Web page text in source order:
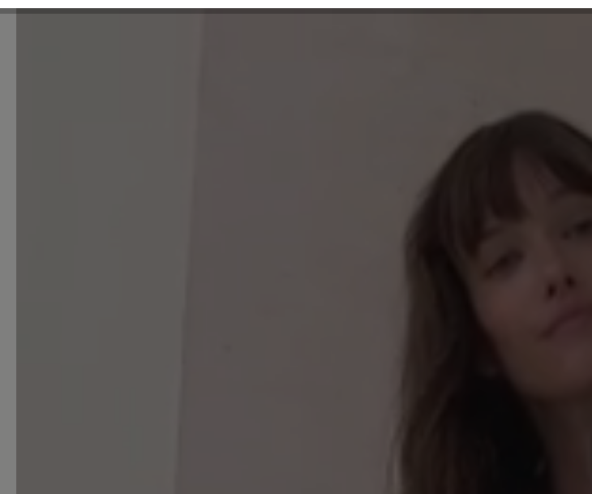
Teilen Sie Ihre Erfahrungen mit anderen